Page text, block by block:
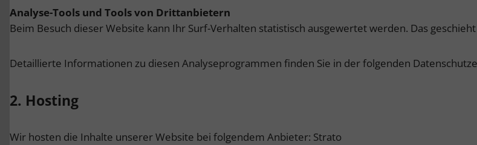
Analyse-Tools und Tools von Dritt­anbietern
Beim Besuch dieser Website kann Ihr Surf-Verhalten statistisch ausgewertet werden. Das
Detaillierte Informationen zu diesen Analyseprogrammen finden Sie in der folgenden
2. Hosting
Wir hosten die Inhalte unserer Website bei folgendem Anbieter: Strato